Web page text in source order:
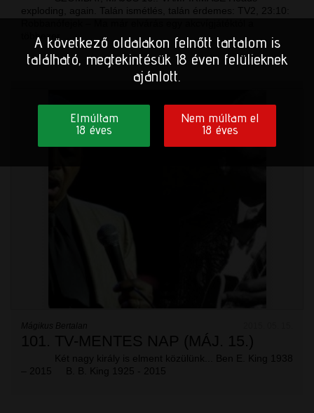
exploding, again. Talán ismétlés, talán érdemes: TV2, 23:10:
többezer …
Mágikus Bertalan
101. TV-MENTES NAP (MÁJ. 15.)
Két nagy király is elment közülünk... Ben E. King 1938
– 2015 B. B. King 1925 - 2015
A következő oldalakon felnőtt tartalom is
található, megtekintésük 18 éven felülieknek
ajánlott.
Elmúltam
18 éves
Nem múltam el
18 éves